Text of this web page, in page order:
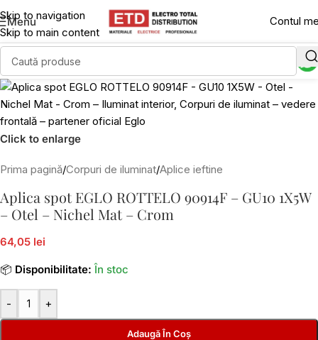
Skip to navigation
Skip to main content
Menu Contul
Click to enlarge
Prima pagină/Corpuri de iluminat/Aplice ieftine
Aplica spot EGLO ROTTELO 90914F – GU10 1X5W
– Otel – Nichel Mat – Crom
64,05 lei
📦 Disponibilitate: În stoc
- +
Adaugă În Coș